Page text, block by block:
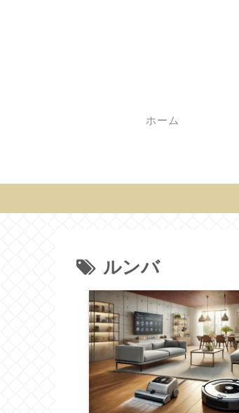
ホーム
ルンバ